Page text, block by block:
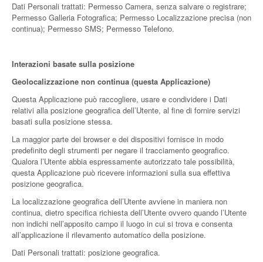
Dati Personali trattati: Permesso Camera, senza salvare o registrare;
Permesso Galleria Fotografica; Permesso Localizzazione precisa (non
continua); Permesso SMS; Permesso Telefono.
Interazioni basate sulla posizione
Geolocalizzazione non continua (questa Applicazione)
Questa Applicazione può raccogliere, usare e condividere i Dati
relativi alla posizione geografica dell’Utente, al fine di fornire servizi
basati sulla posizione stessa.
La maggior parte dei browser e dei dispositivi fornisce in modo
predefinito degli strumenti per negare il tracciamento geografico.
Qualora l’Utente abbia espressamente autorizzato tale possibilità,
questa Applicazione può ricevere informazioni sulla sua effettiva
posizione geografica.
La localizzazione geografica dell’Utente avviene in maniera non
continua, dietro specifica richiesta dell’Utente ovvero quando l’Utente
non indichi nell’apposito campo il luogo in cui si trova e consenta
all’applicazione il rilevamento automatico della posizione.
Dati Personali trattati: posizione geografica.